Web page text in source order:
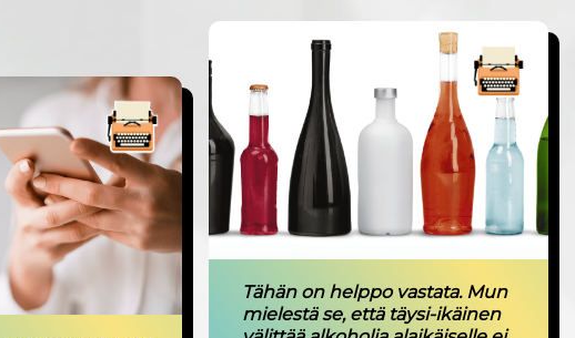
Tähän on helppo vastata. Mun
mielestä se, että täysi-ikäinen